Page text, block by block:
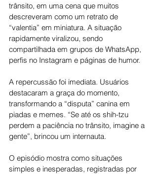
trânsito, em uma cena que muitos
descreveram como um retrato de
“valentia” em miniatura. A situação
rapidamente viralizou, sendo
compartilhada em grupos de WhatsApp,
perfis no Instagram e páginas de humor.
A repercussão foi imediata. Usuários
destacaram a graça do momento,
transformando a “disputa” canina em
piadas e memes. “Se até os shih-tzu
perdem a paciência no trânsito, imagine a
gente”, brincou um internauta.
O episódio mostra como situações
simples e inesperadas, registradas por